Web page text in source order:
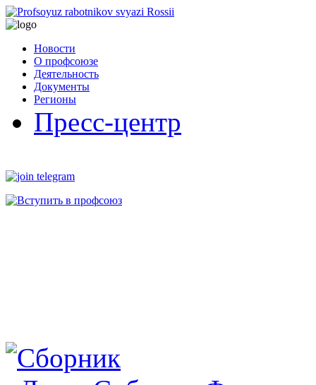
Новости
О профсоюзе
Деятельность
Документы
Регионы
Пресс-центр